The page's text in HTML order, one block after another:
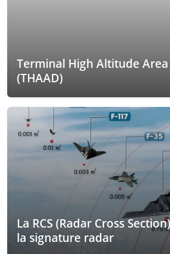
Terminal High Altitude
(THAAD)
La RCS (Radar Cross
la signature radar